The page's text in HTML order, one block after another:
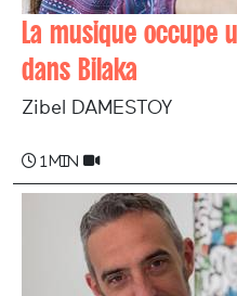
La musique occupe
dans Bilaka
Zibel DAMESTOY
1 min